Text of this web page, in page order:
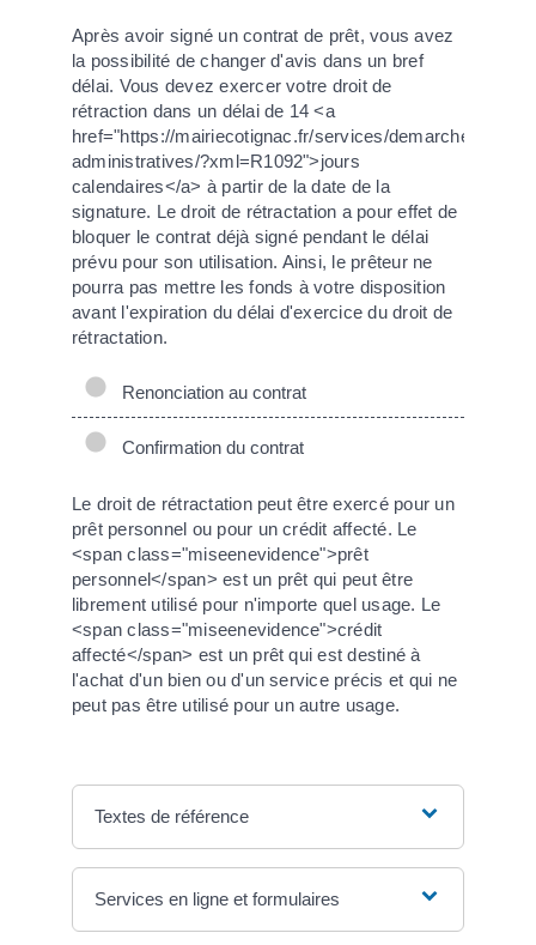
Après avoir signé un contrat de prêt, vous avez
la possibilité de changer d'avis dans un bref
délai. Vous devez exercer votre droit de
rétraction dans un délai de 14 <a
href="https://mairiecotignac.fr/services/demarches-
administratives/?xml=R1092">jours
calendaires</a> à partir de la date de la
signature. Le droit de rétractation a pour effet de
bloquer le contrat déjà signé pendant le délai
prévu pour son utilisation. Ainsi, le prêteur ne
pourra pas mettre les fonds à votre disposition
avant l'expiration du délai d'exercice du droit de
rétractation.
Renonciation au contrat
Confirmation du contrat
Le droit de rétractation peut être exercé pour un
prêt personnel ou pour un crédit affecté. Le
<span class="miseenevidence">prêt
personnel</span> est un prêt qui peut être
librement utilisé pour n'importe quel usage. Le
<span class="miseenevidence">crédit
affecté</span> est un prêt qui est destiné à
l'achat d'un bien ou d'un service précis et qui ne
peut pas être utilisé pour un autre usage.
Textes de référence
Services en ligne et formulaires